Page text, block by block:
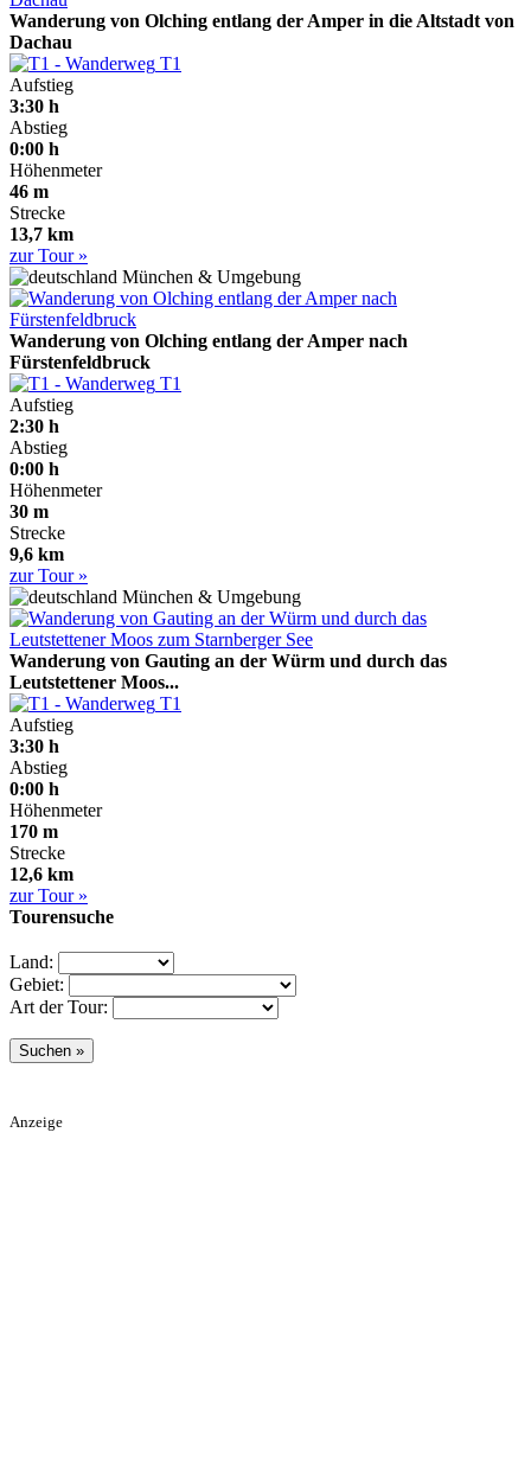
Wanderung von Olching entlang der Amper in die Altstadt von
Dachau
T1
Aufstieg
3:30 h
Abstieg
0:00 h
Höhenmeter
46 m
Strecke
13,7 km
zur Tour »
München & Umgebung
Wanderung von Olching entlang der Amper nach
Fürstenfeldbruck
T1
Aufstieg
2:30 h
Abstieg
0:00 h
Höhenmeter
30 m
Strecke
9,6 km
zur Tour »
München & Umgebung
Wanderung von Gauting an der Würm und durch das
Leutstettener Moos...
T1
Aufstieg
3:30 h
Abstieg
0:00 h
Höhenmeter
170 m
Strecke
12,6 km
zur Tour »
Tourensuche
Land:
Gebiet:
Art der Tour:
Anzeige